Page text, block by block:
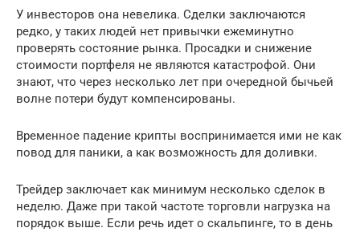
У инвесторов она невелика. Сделки заключаются
редко, у таких людей нет привычки ежеминутно
проверять состояние рынка. Просадки и снижение
стоимости портфеля не являются катастрофой. Они
знают, что через несколько лет при очередной бычьей
волне потери будут компенсированы.
Временное падение крипты воспринимается ими не как
повод для паники, а как возможность для доливки.
Трейдер заключает как минимум несколько сделок в
неделю. Даже при такой частоте торговли нагрузка на
порядок выше. Если речь идет о скальпинге, то в день